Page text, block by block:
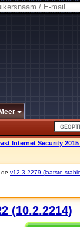
Internet Security 2015
v12.3.2279 (laatste
(10.2.2214)